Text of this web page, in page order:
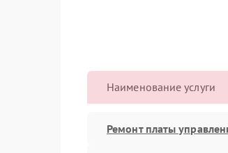
Наименование услуги
Ремонт платы